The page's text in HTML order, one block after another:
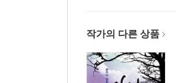
작가의 다른 상품